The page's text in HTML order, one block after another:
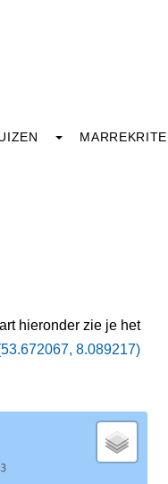
MARREKRITE
hieronder zie je het
8.089217)